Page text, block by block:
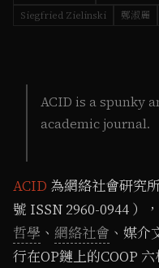
Siegfried Zielinski
鄭淑麗
ACID is a spunky
academic journal.
ACID 為網絡社會研究
號 ISSN 2960-0944 ）
哲學 、 網絡社會 、媒
行在OP鏈上的COOP